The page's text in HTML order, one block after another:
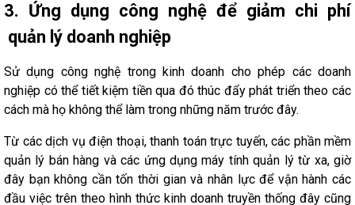
3. Ứng dụng công nghệ để giảm chi phí
quản lý doanh nghiệp
Sử dụng công nghệ trong kinh doanh cho phép các doanh
nghiệp có thể tiết kiệm tiền qua đó thúc đẩy phát triển theo các
cách mà họ không thể làm trong những năm trước đây.
Từ các dịch vụ điện thoại, thanh toán trực tuyến, các phần mềm
quản lý bán hàng và các ứng dụng máy tính quản lý từ xa, giờ
đây bạn không cần tốn thời gian và nhân lực để vận hành các
đầu việc trên theo hình thức kinh doanh truyền thống đây cũng